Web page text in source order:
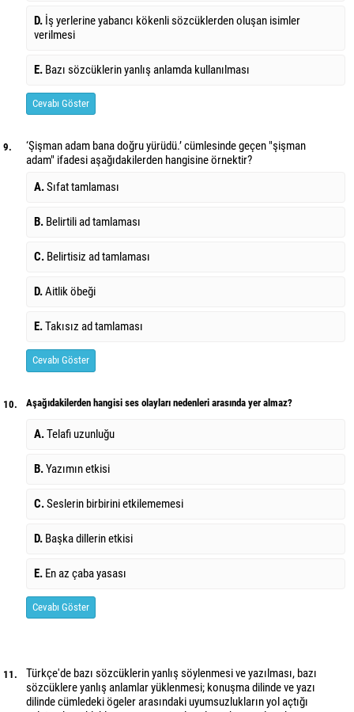
D. İş yerlerine yabancı kökenli sözcüklerden oluşan isimler
verilmesi
E. Bazı sözcüklerin yanlış anlamda kullanılması
Cevabı Göster
9.
‘Şişman adam bana doğru yürüdü.’ cümlesinde geçen "şişman
adam" ifadesi aşağıdakilerden hangisine örnektir?
A.Sıfat tamlaması
B. Belirtili ad tamlaması
C. Belirtisiz ad tamlaması
D.Aitlik öbeği
E.Takısız ad tamlaması
Cevabı Göster
10. Aşağıdakilerden hangisi ses olayları nedenleri arasında yer almaz?
A.Telafi uzunluğu
B.Yazımın etkisi
C.Seslerin birbirini etkilememesi
D. Başka dillerin etkisi
E. En az çaba yasası
Cevabı Göster
11.
Türkçe'de bazı sözcüklerin yanlış söylenmesi ve yazılması, bazı
sözcüklere yanlış anlamlar yüklenmesi; konuşma dilinde ve yazı
dilinde cümledeki ögeler arasındaki uyumsuzlukların yol açtığı